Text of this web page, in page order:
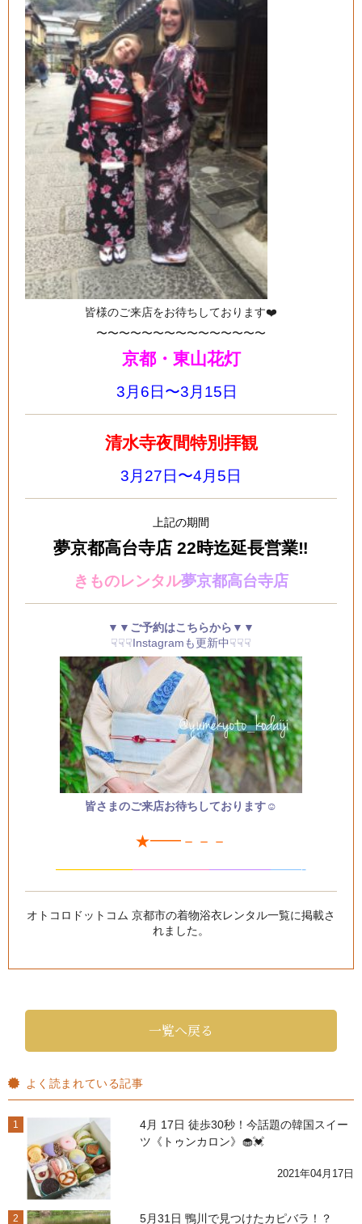
皆様のご来店をお待ちしております❤️
〜〜〜〜〜〜〜〜〜〜〜〜〜〜〜
京都・東山花灯
3月6日〜3月15日
清水寺夜間特別拝観
3月27日〜4月5日
上記の期間
夢京都高台寺店 22時迄延長営業‼️
きものレンタル夢京都高台寺店
▼▼ご予約はこちらから▼▼
☟☟☟Instagramも更新中☟☟☟
皆さまのご来店お待ちしております☺
★━━－－－
————————————————-
オトコロドットコム 京都市の着物浴衣レンタル一覧に掲載さ
れました。
一覧へ戻る
よく読まれている記事
1
4月 17日 徒歩30秒！今話題の韓国スイー
ツ《トゥンカロン》🧁💓
2021年04月17日
2 5月31日 鴨川で見つけたカピバラ！？